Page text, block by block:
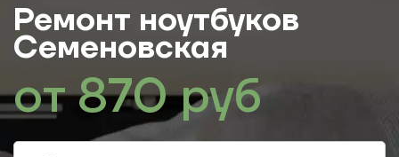
Ремонт ноутбуков
Семеновская
от870руб